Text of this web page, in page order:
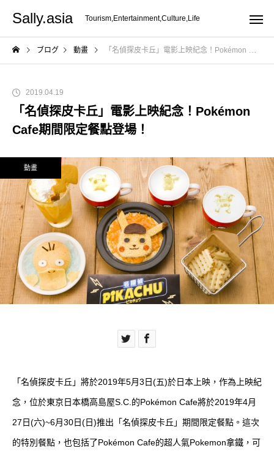
Sally.asia Tourism,Entertainment,Culture,Life
ブログ 動畫 「名偵探皮卡丘」電影上映紀念！Pokémon Cafe期間限定餐點登場！
2019.04.19
「名偵探皮卡丘」電影上映紀念！Pokémon
Cafe期間限定餐點登場！
動畫
「名偵探皮卡丘」將於2019年5月3日(五)於日本上映，作為上映紀
念，位於東京日本橋高島屋S.C.的Pokémon Cafe將於2019年4月
27日(六)~6月30日(日)推出「名偵探皮卡丘」期間限定餐點。這次
的特別餐點，也包括了Pokémon Cafe的超人氣Pokemon拿鐵，可